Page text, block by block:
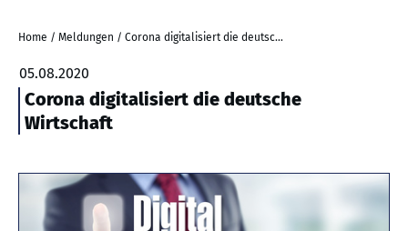
Home / Meldungen / Corona digitalisiert die deutsche Wirtschaft
05.08.2020
Corona digitalisiert die deutsche
Wirtschaft